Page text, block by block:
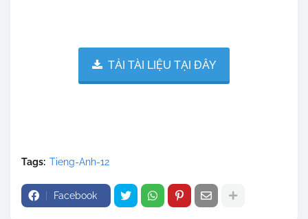
TẢI TÀI LIỆU TẠI ĐÂY
Tags: Tieng-Anh-12
Facebook